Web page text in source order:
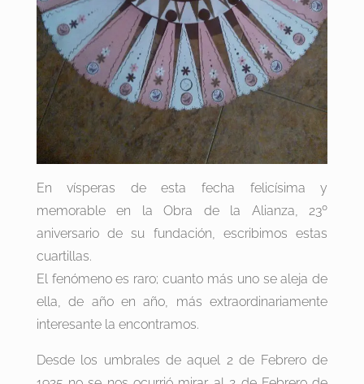
En vísperas de esta fecha felicísima y
memorable en la Obra de la Alianza, 23º
aniversario de su fundación, escribimos estas
cuartillas.
El fenómeno es raro; cuanto más uno se aleja de
ella, de año en año, más extraordinariamente
interesante la encontramos.
Desde los umbrales de aquel 2 de Febrero de